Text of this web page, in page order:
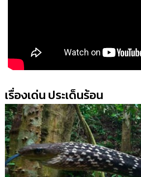
เรื่องเด่น ประเด็นร้อน